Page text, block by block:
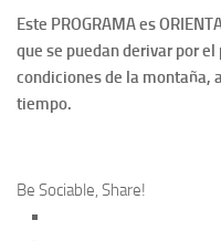
Este PROGRAMA es
que se puedan derivar por
condiciones de la montaña,
tiempo.
Be Sociable, Share!